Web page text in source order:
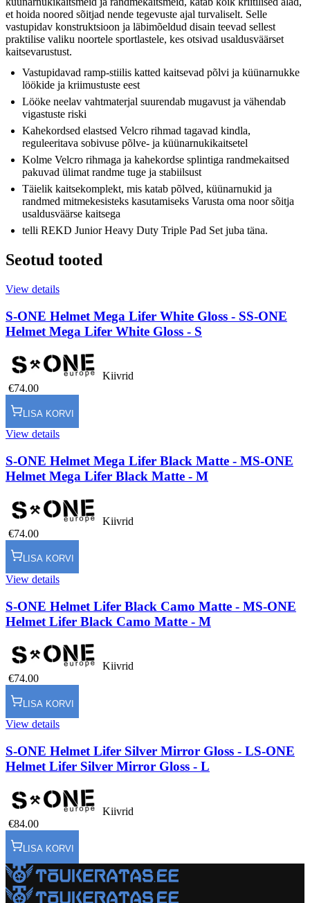
et hoida noored sõitjad nende tegevuste ajal turvaliselt. Selle
vastupidav konstruktsioon ja läbimõeldud disain teevad sellest
praktilise valiku noortele sportlastele, kes otsivad usaldusväärset
kaitsevarustust.
Vastupidavad ramp-stiilis katted kaitsevad põlvi ja küünarnukke
löökide ja kriimustuste eest
Lööke neelav vahtmaterjal suurendab mugavust ja vähendab
vigastuste riski
Kahekordsed elastsed Velcro rihmad tagavad kindla,
reguleeritava sobivuse põlve- ja küünarnukikaitsetel
Kolme Velcro rihmaga ja kahekordse splintiga randmekaitsed
pakuvad ülimat randme tuge ja stabiilsust
Täielik kaitsekomplekt, mis katab põlved, küünarnukid ja
randmed mitmekesisteks kasutamiseks Varusta oma noor sõitja
usaldusväärse kaitsega
telli REKD Junior Heavy Duty Triple Pad Set juba täna.
Seotud tooted
View details
S-ONE Helmet Mega Lifer White Gloss - SS-ONE
Helmet Mega Lifer White Gloss - S
Kiivrid
€74.00
LISA KORVI
View details
S-ONE Helmet Mega Lifer Black Matte - MS-ONE
Helmet Mega Lifer Black Matte - M
Kiivrid
€74.00
LISA KORVI
View details
S-ONE Helmet Lifer Black Camo Matte - MS-ONE
Helmet Lifer Black Camo Matte - M
Kiivrid
€74.00
LISA KORVI
View details
S-ONE Helmet Lifer Silver Mirror Gloss - LS-ONE
Helmet Lifer Silver Mirror Gloss - L
Kiivrid
€84.00
LISA KORVI